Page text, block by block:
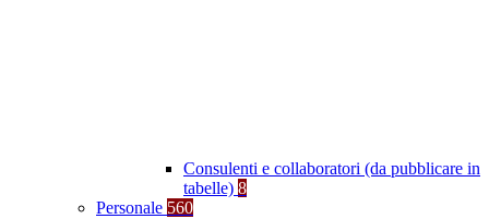
Consulenti e collaboratori (da pubblicare in
tabelle) 8
Personale 560